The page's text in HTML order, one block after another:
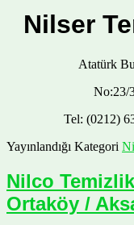
Nilser
Atatürk
No:23/
Tel: (0212)
Yayınlandığı Kategori
Nilco
Ortaköy /